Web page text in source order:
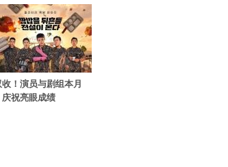
！演员与剧组本月
祝亮眼成绩